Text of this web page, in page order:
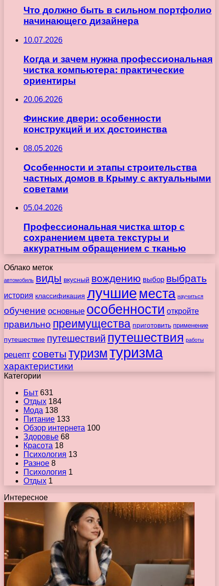
Что должно быть в сильном портфолио
начинающего дизайнера
10.07.2026
Когда и зачем нужна профессиональная
чистка компьютера: практические
ориентиры
20.06.2026
Финские двери: особенности
конструкций и их достоинства
08.05.2026
Особенности и этапы строительства
частных домов в Крыму с актуальными
советами
05.04.2026
Профессиональная чистка штор с
сохранением цвета текстуры и
аккуратным обращением с тканью
Облако меток
автомобиль виды вкусный вождению выбор выбрать
история классификация лучшиеместа научиться
обучение основные особенности откройте
правильно преимущества приготовить применение
путешествие путешествий путешествия работы
рецепт советы туризмтуризма
характеристики
Категории
Быт 631
Отдых 184
Мода 138
Питание 133
Обзор интернета 100
Здоровье 68
Красота 18
Психология 13
Разное 8
Психология 1
Отдых 1
Интересное